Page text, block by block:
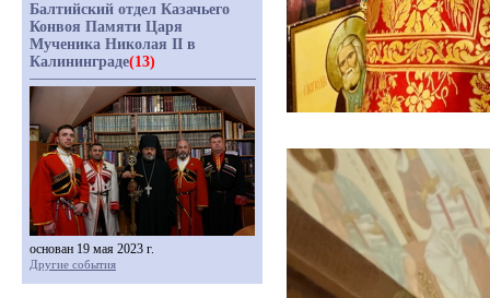
Балтийский отдел Казачьего
Конвоя Памяти Царя
Мученика Николая II в
Калининграде(13)
основан 19 мая 2023 г.
Другие события